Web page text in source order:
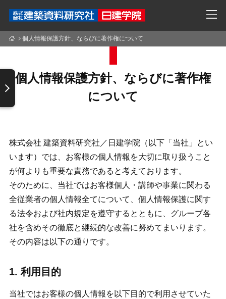
個人情報保護方針、ならびに著作権について
個人情報保護方針、ならびに著作権
について
株式会社 建築資料研究社／日建学院（以下「当社」とい
います）では、お客様の個人情報を大切に取り扱うこと
が何よりも重要な責務であると考えております。
そのために、当社ではお客様個人・講師や事業に関わる
全従業者の個人情報全てについて、個人情報保護に関す
る法令および社内規定を遵守するとともに、グループ各
社を含めその徹底と継続的な改善に努めてまいります。
その内容は以下の通りです。
1. 利用目的
当社ではお客様の個人情報を以下目的で利用させていた